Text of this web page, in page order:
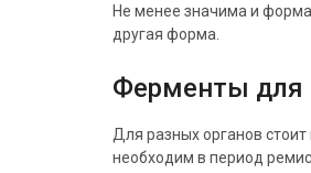
Не менее значима и
другая форма.
Ферменты для
Для разных органов
необходим в период